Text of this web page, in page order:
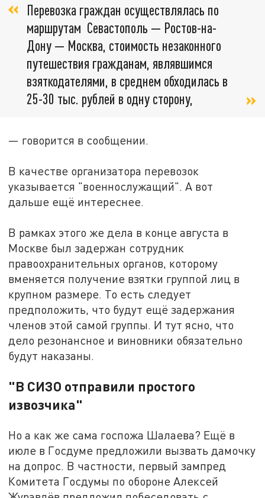
Перевозка граждан осуществлялась по
маршрутам Севастополь — Ростов-на-
Дону — Москва, стоимость незаконного
путешествия гражданам, являвшимся
взяткодателями, в среднем обходилась в
25-30 тыс. рублей в одну сторону,
— говорится в сообщении.
В качестве организатора перевозок
указывается "военнослужащий". А вот
дальше ещё интереснее.
В рамках этого же дела в конце августа в
Москве был задержан сотрудник
правоохранительных органов, которому
вменяется получение взятки группой лиц в
крупном размере. То есть следует
предположить, что будут ещё задержания
членов этой самой группы. И тут ясно, что
дело резонансное и виновники обязательно
будут наказаны.
"В СИЗО отправили простого
извозчика"
Но а как же сама госпожа Шалаева? Ещё в
июле в Госдуме предложили вызвать дамочку
на допрос. В частности, первый зампред
Комитета Госдумы по обороне Алексей